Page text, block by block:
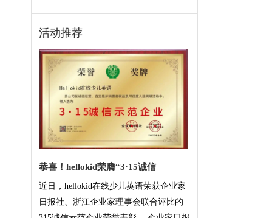
活动推荐
恭喜！hellokid荣膺“3·15诚信
近日，hellokid在线少儿英语荣获企业家
日报社、浙江企业家理事会联合评比的